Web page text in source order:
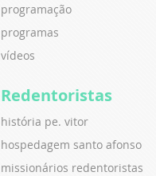
programação
programas
vídeos
Redentoristas
história pe. vitor
hospedagem santo afonso
missionários redentoristas